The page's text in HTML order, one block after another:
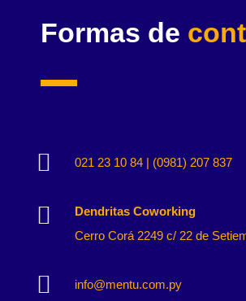
Formas de
 021 23 10 84 | (0981) 207 837

Dendritas Coworking
Cerro Corá 2249 c/ 22 de
 info@mentu.com.py